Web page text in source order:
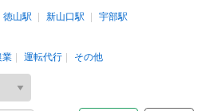
徳山駅 新山口駅
宇部駅
業 運転代行 その他